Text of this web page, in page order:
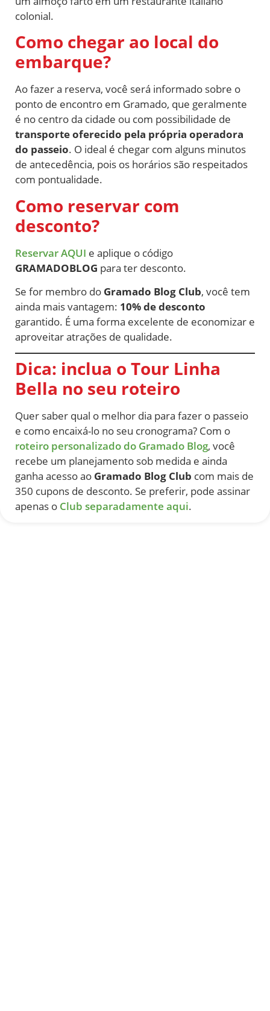
colonial.
Como chegar ao local do
embarque?
Ao fazer a reserva, você será informado sobre o
ponto de encontro em Gramado, que geralmente
é no centro da cidade ou com possibilidade de
transporte oferecido pela própria operadora
do passeio. O ideal é chegar com alguns minutos
de antecedência, pois os horários são respeitados
com pontualidade.
Como reservar com
desconto?
Reservar AQUI e aplique o código
GRAMADOBLOG para ter desconto.
Se for membro do Gramado Blog Club, você tem
ainda mais vantagem: 10% de desconto
garantido. É uma forma excelente de economizar e
aproveitar atrações de qualidade.
Dica: inclua o Tour Linha
Bella no seu roteiro
Quer saber qual o melhor dia para fazer o passeio
e como encaixá-lo no seu cronograma? Com o
roteiro personalizado do Gramado Blog, você
recebe um planejamento sob medida e ainda
ganha acesso ao Gramado Blog Club com mais de
350 cupons de desconto. Se preferir, pode assinar
apenas o Club separadamente aqui.